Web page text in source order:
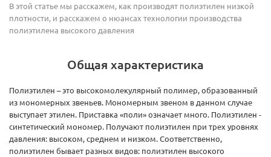
В этой статье мы расскажем, как производят полиэтилен низкой
плотности, и расскажем о нюансах технологии производства
полиэтилена высокого давления
Общая характеристика
Полиэтилен – это высокомолекулярный полимер, образованный
из мономерных звеньев. Мономерным звеном в данном случае
выступает этилен. Приставка «поли» означает много. Полиэтилен -
синтетический мономер. Получают полиэтилен при трех уровнях
давления: высоком, среднем и низком. Соответственно,
полиэтилен бывает разных видов: полиэтилен высокого